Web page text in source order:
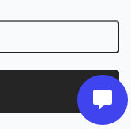
vyhrazena.Upravit